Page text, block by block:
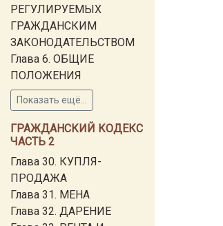
РЕГУЛИРУЕМЫХ
ГРАЖДАНСКИМ
ЗАКОНОДАТЕЛЬСТВОМ
Глава 6. ОБЩИЕ
ПОЛОЖЕНИЯ
Показать ещё...
ГРАЖДАНСКИЙ КОДЕКС
ЧАСТЬ 2
Глава 30. КУПЛЯ-
ПРОДАЖА
Глава 31. МЕНА
Глава 32. ДАРЕНИЕ